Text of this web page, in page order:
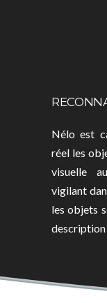
Nélo est
réel les
visuelle
vigilant
les objets
description